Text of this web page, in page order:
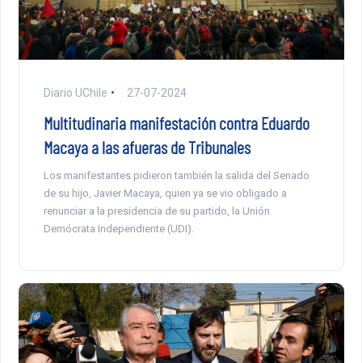
Diario UChile 27-07-2024
Multitudinaria manifestación contra Eduardo
Macaya a las afueras de Tribunales
Los manifestantes pidieron también la salida del Senado
de su hijo, Javier Macaya, quien ya se vio obligado a
renunciar a la presidencia de su partido, la Unión
Demócrata Independiente (UDI).